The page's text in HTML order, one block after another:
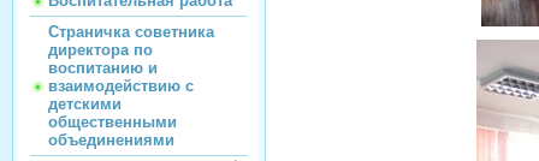
Страничка советника
директора по
воспитанию и
взаимодействию с
детскими
общественными
объединениями